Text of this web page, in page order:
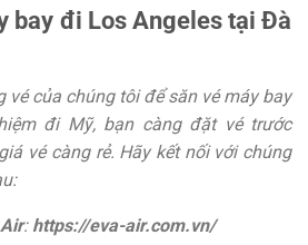
bay đi Los Angeles tại Đà
vé của chúng tôi để săn vé máy bay
đi Mỹ, bạn càng đặt vé trước
vé càng rẻ. Hãy kết nối với chúng
: https://eva-air.com.vn/